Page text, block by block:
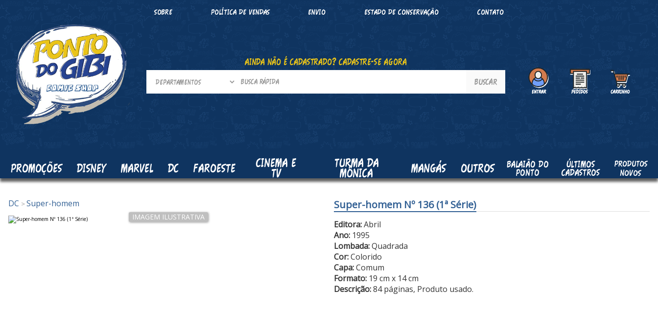
SOBRE POLÍTICA DE VENDAS ENVIO ESTADO DE CONSERVAÇÃO CONTATO
AINDA NÃO É CADASTRADO? CADASTRE-SE AGORA
PROMOÇÕES DISNEY MARVEL DC FAROESTE CINEMA E
TV
TURMA DA
MÔNICA MANGÁS OUTROS BALAIÃO DO
PONTO
ÚLTIMOS
CADASTROS
PRODUTOS
NOVOS
DC >Super-homem Super-homem Nº 136 (1ª Série)
Editora:Abril
Ano:1995
Lombada:Quadrada
Cor:Colorido
Capa:Comum
Formato:19 cm x 14 cm
Descrição:84 páginas, Produto usado.